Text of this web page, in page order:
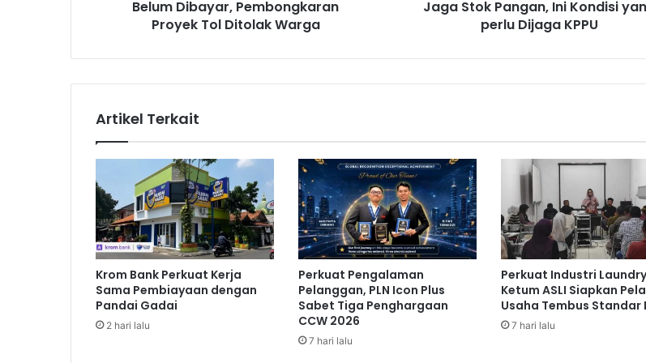
,
b
o
n
k
a
r
a
n
P
r
o
y
Belum Dibayar, Pembongkaran
Proyek Tol Ditolak Warga
a
i
K
o
n
d
i
s
i
y
a
n
Jaga Stok Pangan, Ini Kondisi
perlu Dijaga KPPU
Artikel Terkait
Krom Bank Perkuat Kerja
Sama Pembiayaan dengan
Pandai Gadai
2 hari lalu
Perkuat Pengalaman
Pelanggan, PLN Icon Plus
Sabet Tiga Penghargaan
CCW 2026
7 hari lalu
Perkuat Industri
Ketum ASLI Siapkan
Usaha Tembus Standar
7 hari lalu